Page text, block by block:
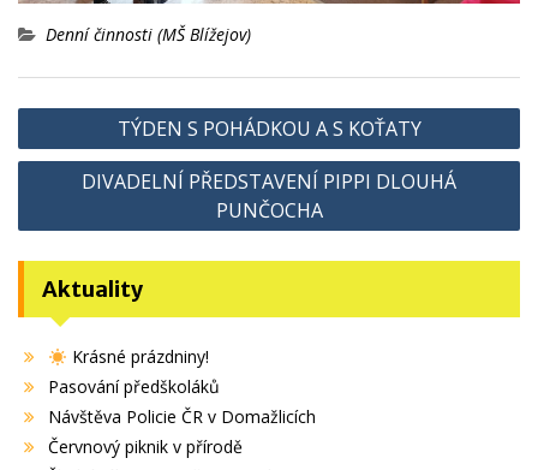
Denní činnosti (MŠ Blížejov)
Navigace
pro
příspěvek
TÝDEN S POHÁDKOU A S KOŤATY
DIVADELNÍ PŘEDSTAVENÍ PIPPI DLOUHÁ
PUNČOCHA
Aktuality
Krásné prázdniny!
Pasování předškoláků
Návštěva Policie ČR v Domažlicích
Červnový piknik v přírodě